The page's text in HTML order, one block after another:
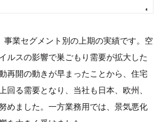
業セグメント別の上期の実績です。空
ルスの影響で巣ごもり需要が拡大した
再開の動きが早まったことから、住宅
回る需要となり、当社も日本、欧州、
めました。一方業務用では、景気悪化